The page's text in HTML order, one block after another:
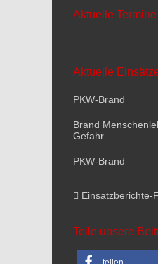
Aktuelle Termine
Aktuelle
PKW-Brand
Brand
Gefahr
PKW-Brand
Einsatzberichte-
Teile unsere